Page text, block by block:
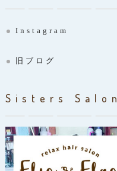
Instagram
旧ブログ
Sisters Salon